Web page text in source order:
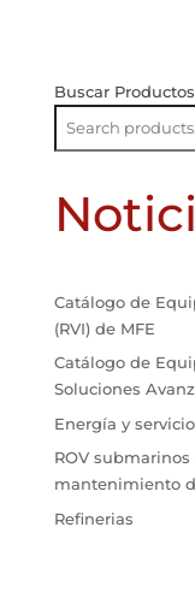
Buscar
Catálogo de
(RVI) de MFE
Catálogo de
Soluciones
Energía y
ROV
mantenimiento
Refinerias